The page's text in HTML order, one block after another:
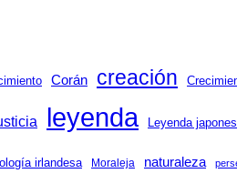
Corán creación
leyenda Leyenda
irlandesa Moraleja naturaleza